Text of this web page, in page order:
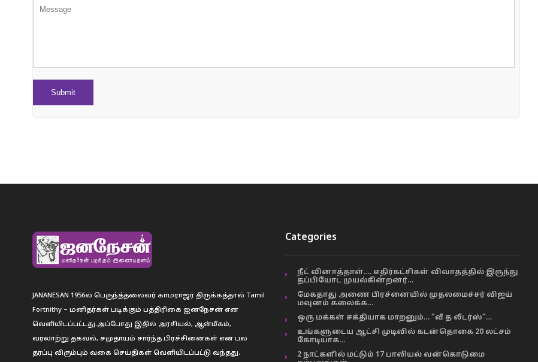
JANANESAN 1956ல் பெருந்த்தலைவர் காமராஜர் திருக்கத்தால் Tamil
Fortnithy – மனிதர்கள் படிக்கும் பத்திரிகை ஐனநேசன் என
வெளியிடப்பட்டது.அப்போது இதில் அரசியல், ஆன்மீகம்,
வரலாற்று தகவல், சமுதாயம் சார்ந்த பிரச்சினைகள் என பல
தரப்பு விரும்பும் வகை செய்திகள் வெளியிடப்பட்டு வந்தது.
Categories
நீட் வினாத்தாள்…. எதிர்கட்சிகள் விவாதத்தில் இருந்து
தப்பியோட முயல்கின்றனர்…
மேகதாது அணை பிரச்னையில் முதலமைச்சர் விஜய்
மவுனம் கலைக்க…
ஒரு மக்கள் சக்தியாக மாறனும்… “வீ த லீடர்ஸ்”…
உங்களுடைய ஆட்சி முடிவில் கடன்தொகை 20 லட்சம்
கோடியாக…
2 நாட்களில் மட்டும் 17 பாலியல் வன்கொடுமை